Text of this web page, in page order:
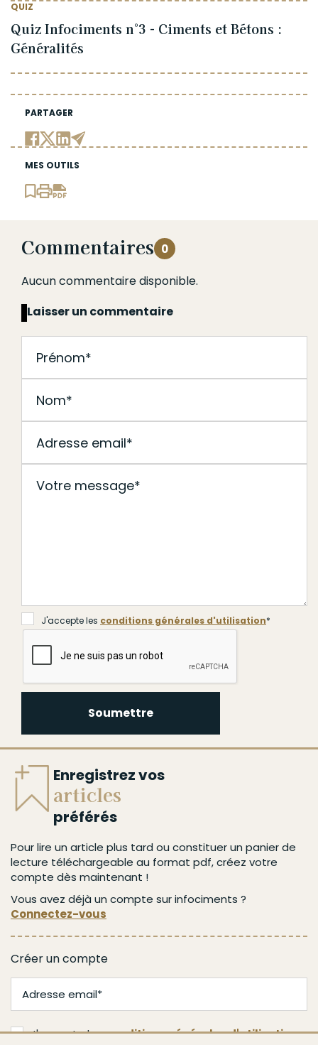
PARTAGER
MES OUTILS
QUIZ
Quiz Infociments n°3 - Ciments et Bétons :
Généralités
Commentaires 0
Aucun commentaire disponible.
Laisser un commentaire
J'accepte les conditions générales d'utilisation*
Soumettre
Enregistrez vos
articles
préférés
Pour lire un article plus tard ou constituer un panier de
lecture téléchargeable au format pdf, créez votre
compte dès maintenant !
Vous avez déjà un compte sur infociments ?
Connectez-vous
Créer un compte
J'accepte lesconditions générales d'utilisation